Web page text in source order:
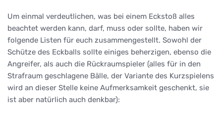
Um einmal verdeutlichen, was bei einem Eckstoß alles
beachtet werden kann, darf, muss oder sollte, haben wir
folgende Listen für euch zusammengestellt. Sowohl der
Schütze des Eckballs sollte einiges beherzigen, ebenso die
Angreifer, als auch die Rückraumspieler (alles für in den
Strafraum geschlagene Bälle, der Variante des Kurzspielens
wird an dieser Stelle keine Aufmerksamkeit geschenkt, sie
ist aber natürlich auch denkbar):